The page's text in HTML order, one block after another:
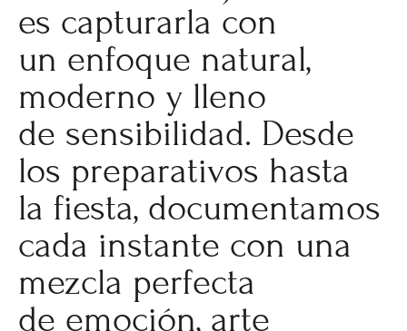
es capturarla con
un enfoque natural,
moderno y lleno
de sensibilidad. Desde
los preparativos hasta
la fiesta, documentamos
cada instante con una
mezcla perfecta
de emoción, arte